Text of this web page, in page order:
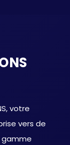
votre
vers de
gamme